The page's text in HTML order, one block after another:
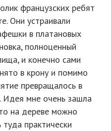
французских ребят
Они устраивали
в платановых
полноценный
и конечно сами
в крону и помимо
превращалось в
Идея мне очень зашла
на дереве можно
практически